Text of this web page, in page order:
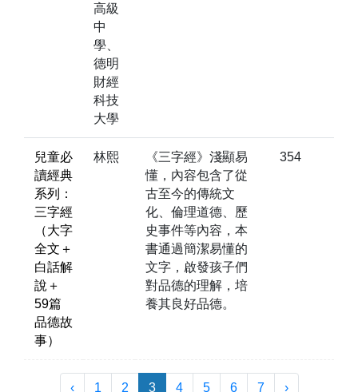
高級
中
學、
德明
財經
科技
大學
兒童必
讀經典
系列：
三字經
（大字
全文＋
白話解
說＋
59篇
品德故
事）
林熙
《三字經》淺顯易
懂，內容包含了從
古至今的傳統文
化、倫理道德、歷
史事件等內容，本
書通過簡潔易懂的
文字，啟發孩子們
對品德的理解，培
養其良好品德。
354
‹ 1 2 3 4 5 6 7 ›